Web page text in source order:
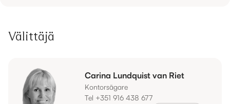
Välittäjä
Carina Lundquist van Riet
Kontorsägare
Tel +351 916 438 677